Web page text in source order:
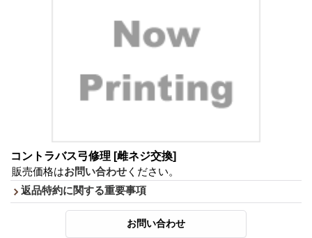
コントラバス弓修理 [雌ネジ交換]
販売価格はお問い合わせ ください。
返品特約に関する重要事項